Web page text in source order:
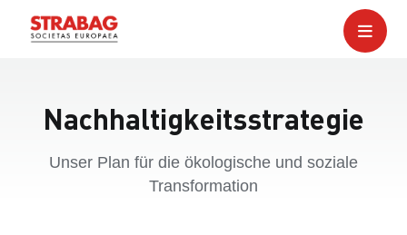
Nachhaltigkeitsstrategie
Unser Plan für die ökologische und soziale
Transformation